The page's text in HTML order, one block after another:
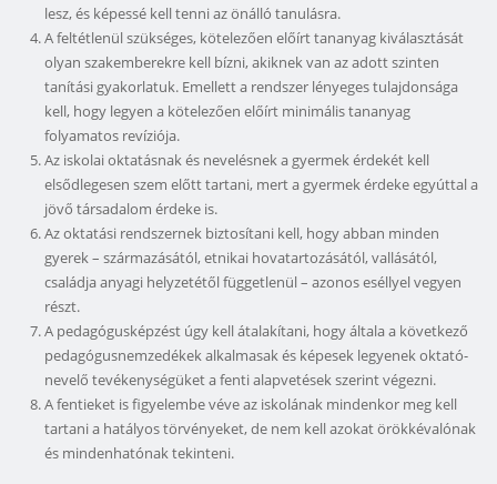
lesz, és képessé kell tenni az önálló tanulásra.
A feltétlenül szükséges, kötelezően előírt tananyag kiválasztását
olyan szakemberekre kell bízni, akiknek van az adott szinten
tanítási gyakorlatuk. Emellett a rendszer lényeges tulajdonsága
kell, hogy legyen a kötelezően előírt minimális tananyag
folyamatos revíziója.
Az iskolai oktatásnak és nevelésnek a gyermek érdekét kell
elsődlegesen szem előtt tartani, mert a gyermek érdeke egyúttal a
jövő társadalom érdeke is.
Az oktatási rendszernek biztosítani kell, hogy abban minden
gyerek – származásától, etnikai hovatartozásától, vallásától,
családja anyagi helyzetétől függetlenül – azonos eséllyel vegyen
részt.
A pedagógusképzést úgy kell átalakítani, hogy általa a következő
pedagógusnemzedékek alkalmasak és képesek legyenek oktató-
nevelő tevékenységüket a fenti alapvetések szerint végezni.
A fentieket is figyelembe véve az iskolának mindenkor meg kell
tartani a hatályos törvényeket, de nem kell azokat örökkévalónak
és mindenhatónak tekinteni.